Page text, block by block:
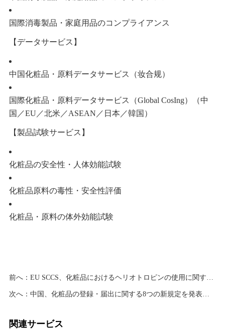
国際消毒製品・家庭用品のコンプライアンス
【データサービス】
中国化粧品・原料データサービス（妆合规）
国際化粧品・原料データサービス（Global CosIng）（中
国／EU／北米／ASEAN／日本／韓国）
【製品試験サービス】
化粧品の安全性・人体効能試験
化粧品原料の毒性・安全性評価
化粧品・原料の体外効能試験
前へ： EU SCCS、化粧品におけるヘリオトロピンの使用に関する初期的意見を公開
次へ： 中国、化粧品の登録・届出に関する8つの新規定を発表（意見公募案）
関連サービス